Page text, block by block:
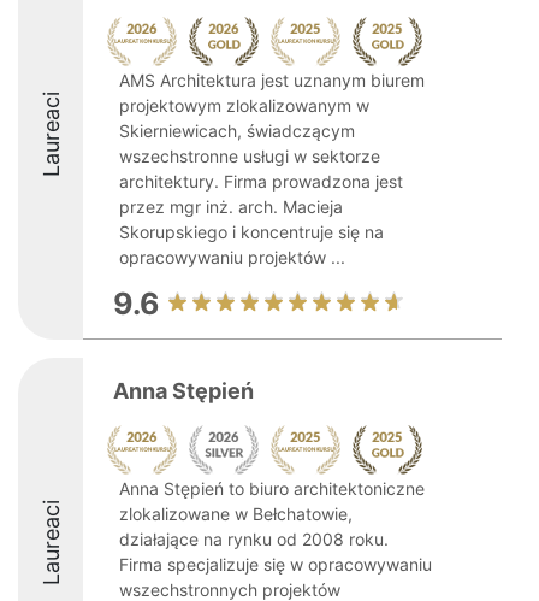
Laureaci
AMS Architektura jest uznanym biurem
projektowym zlokalizowanym w
Skierniewicach, świadczącym
wszechstronne usługi w sektorze
architektury. Firma prowadzona jest
przez mgr inż. arch. Macieja
Skorupskiego i koncentruje się na
opracowywaniu projektów ...
9.6
Laureaci
Anna Stępień
Anna Stępień to biuro architektoniczne
zlokalizowane w Bełchatowie,
działające na rynku od 2008 roku.
Firma specjalizuje się w opracowywaniu
wszechstronnych projektów